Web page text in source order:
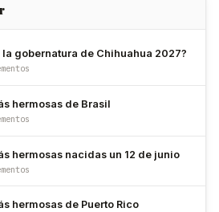
gobernatura de Chihuahua 2027?
hermosas de Brasil
hermosas nacidas un 12 de junio
hermosas de Puerto Rico